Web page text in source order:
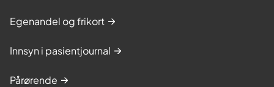
Egenandel og frikort
Innsyn i pasientjournal
Pårørende